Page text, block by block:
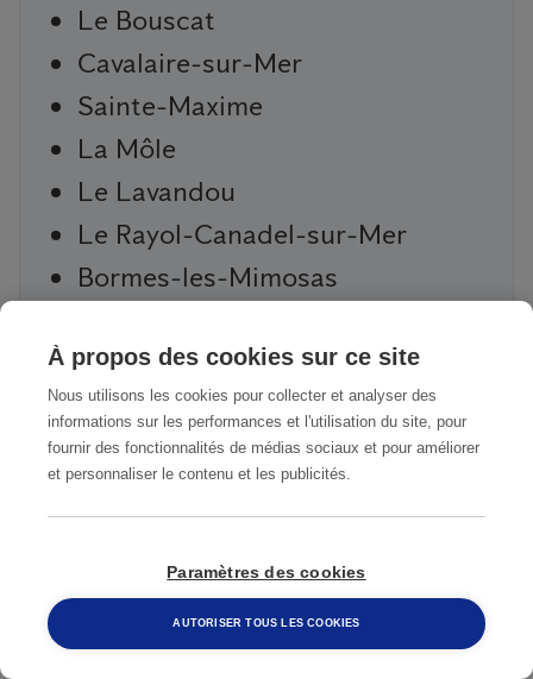
Le Bouscat
Cavalaire-sur-Mer
Sainte-Maxime
La Môle
Le Lavandou
Le Rayol-Canadel-sur-Mer
Bormes-les-Mimosas
Contactez-nous pour un devis gratuit
Formulaire de contact Anticimex Saint-
Société (ou indiquer Particulier)
À propos des cookies sur ce site
Nous utilisons les cookies pour collecter et analyser des
informations sur les performances et l'utilisation du site, pour
fournir des fonctionnalités de médias sociaux et pour améliorer
et personnaliser le contenu et les publicités.
Paramètres des cookies
AUTORISER TOUS LES COOKIES